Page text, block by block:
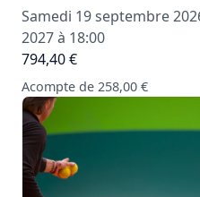
Samedi 19 septembre
2027 à 18:00
794,40 €
Acompte de 258,00 €